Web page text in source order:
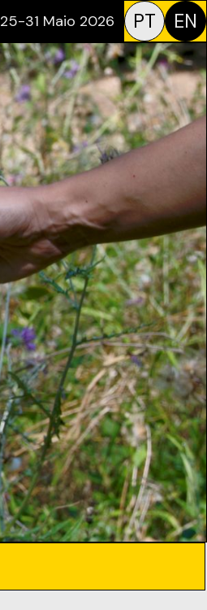
25-31 Maio 2026 PT EN